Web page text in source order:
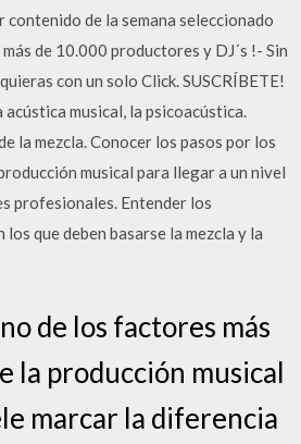
contenido de la semana seleccionado
de 10.000 productores y DJ´s !- Sin
con un solo Click. SUSCRÍBETE!
musical, la psicoacústica.
la mezcla. Conocer los pasos por los
musical para llegar a un nivel
profesionales. Entender los
que deben basarse la mezcla y la
de los factores más
la producción musical
marcar la diferencia